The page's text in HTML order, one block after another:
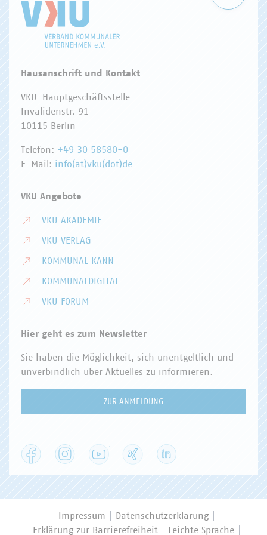
Hausanschrift und Kontakt
VKU-Hauptgeschäftsstelle
Invalidenstr. 91
10115 Berlin
Telefon: +49 30 58580-0
E-Mail: info(at)vku(dot)de
VKU Angebote
VKU AKADEMIE
VKU VERLAG
KOMMUNAL KANN
KOMMUNALDIGITAL
VKU FORUM
Hier geht es zum Newsletter
Sie haben die Möglichkeit, sich unentgeltlich und
unverbindlich über Aktuelles zu informieren.
ZUR ANMELDUNG
Facebook Instagram YouTube
Impressum
Datenschutzerklärung
Erklärung zur Barrierefreiheit
Leichte Sprache